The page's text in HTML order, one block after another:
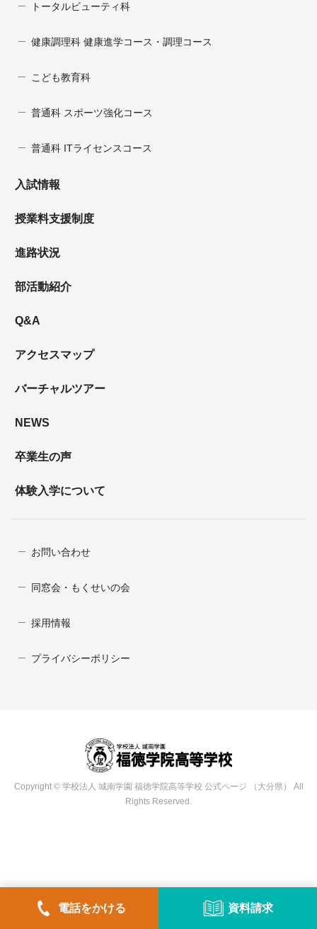
電話をかける 資料請求
トータルビューティ科
健康調理科 健康進学コース・調理コース
こども教育科
普通科 スポーツ強化コース
普通科 ITライセンスコース
入試情報
授業料支援制度
進路状況
部活動紹介
Q&A
アクセスマップ
バーチャルツアー
NEWS
卒業生の声
体験入学について
お問い合わせ
同窓会・もくせいの会
採用情報
プライバシーポリシー
Copyright © 学校法人 城南学園 福徳学院高等学校 公式ページ （大分県） All
Rights Reserved.